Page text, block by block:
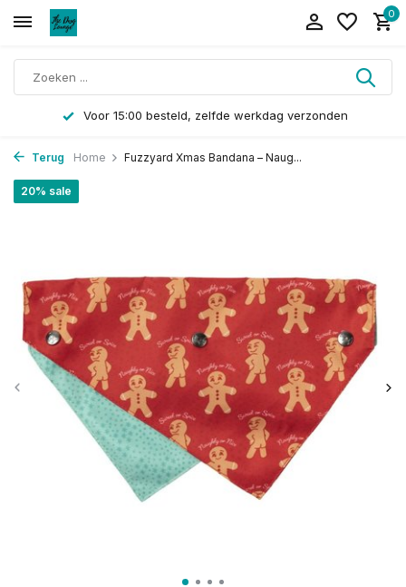
0
Voor 15:00 besteld, zelfde werkdag verzonden
Terug Home Fuzzyard Xmas Bandana – Naug...
20% sale